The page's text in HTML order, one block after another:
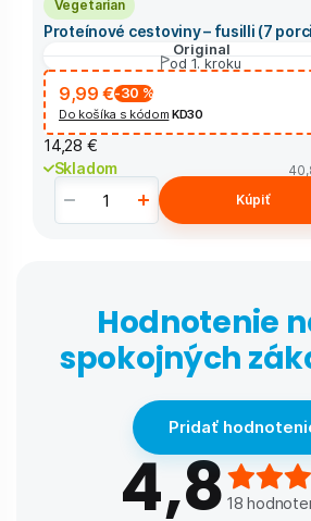
Vegetarian
Proteínové cestoviny – fusilli (7
Original
od 1. kroku
9,99 €-30 %
Do košíka s kódom KD30
14,28 €
Skladom
Kúpiť
Hodnotenie
spokojných
Pridať
4,818